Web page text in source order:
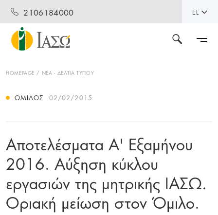
2106184000 EL
HOMEPAGE ΝΕΑ - ΔΕΛΤΙΑ ΤΥΠΟΥ
ΌΜΙΛΟΣ 02/02/2015
Αποτελέσματα Α' Εξαμήνου
2016. Αύξηση κύκλου
εργασιών της μητρικής ΙΑΣΩ.
Οριακή μείωση στον Όμιλο.